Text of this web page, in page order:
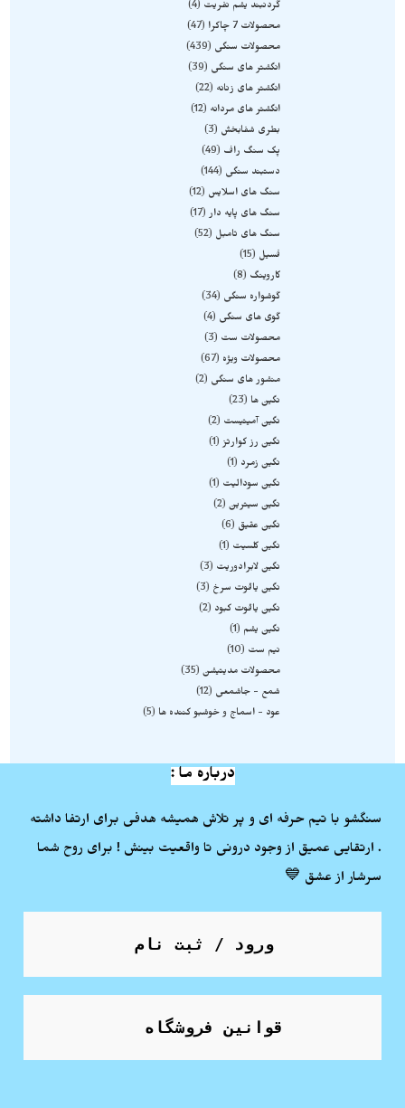
گردنبند یشم نفریت
4
محصولات 7 چاکرا
47
محصولات سنگی
439
انگشتر های سنگی
39
انگشتر های زنانه
22
انگشتر های مردانه
12
بطری شفابخش
3
پک سنگ راف
49
دستبند سنگی
144
سنگ های اسلایس
12
سنگ های پایه دار 17
سنگ های تامبل
52
فسیل
15
کاروینگ
8
گوشواره سنگی
34
گوی های سنگی
4
محصولات ست
3
محصولات ویژه
67
منشور های سنگی
2
نگین ها
23
نگین آمیتیست
2
نگین رز کوارتز 1
نگین زمرد
1
نگین سودالیت
1
نگین سیترین 2
نگین عقیق
6
نگین کلسیت
1
نگین لابرادوریت
3
نگین یاقوت سرخ
3
نگین یاقوت کبود
2
نگین یشم
1
نیم ست
10
محصولات مدیتیشن 35
شمع - جاشمعی
12
عود - اسماج و خوشبو کننده ها
5
درباره ما :
سنگشو با تیم حرفه ای و پر تلاش همیشه هدفی برای ارتفا داشته
. ارتقایی عمیق از وجود درونی تا واقعیت بینش ! برای روح شما
سرشار از عشق 💙
ورود / ثبت نام
قوانین فروشگاه